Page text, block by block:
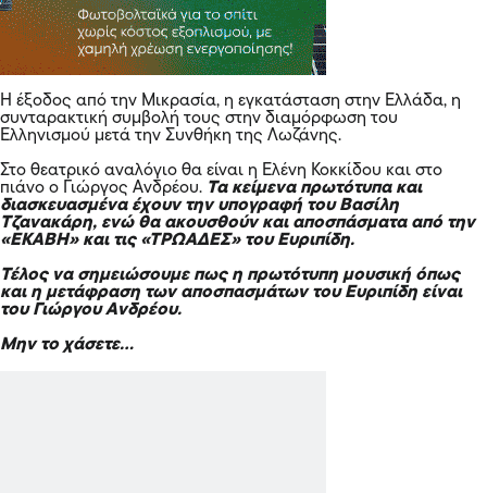
Η έξοδος από την Μικρασία, η εγκατάσταση στην Ελλάδα, η
συνταρακτική συμβολή τους στην διαμόρφωση του
Ελληνισμού μετά την Συνθήκη της Λωζάνης.
Στο θεατρικό αναλόγιο θα είναι η Ελένη Κοκκίδου και στο
πιάνο ο Γιώργος Ανδρέου. Τα κείμενα πρωτότυπα και
διασκευασμένα έχουν την υπογραφή του Βασίλη
Τζανακάρη, ενώ θα ακουσθούν και αποσπάσματα από την
«ΕΚΑΒΗ» και τις «ΤΡΩΑΔΕΣ» του Ευριπίδη.
Τέλος να σημειώσουμε πως η πρωτότυπη μουσική όπως
και η μετάφραση των αποσπασμάτων του Ευριπίδη είναι
του Γιώργου Ανδρέου.
Μην το χάσετε…